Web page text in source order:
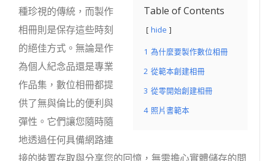
Table of Contents
hide
1 為什麼要製作數位相冊
2 從範本創建相冊
3 從零開始創建相冊
4 照片書範本
種珍視的傳統，而製作
相冊則是保存這些時刻
的絕佳方式。無論是作
為個人紀念品還是專業
作品集，數位相冊都提
供了無與倫比的便利與
彈性。它們讓您隨時隨
地透過任何具備網路連
接的裝置存取與分享您的回憶，無需擔心實體儲存的問